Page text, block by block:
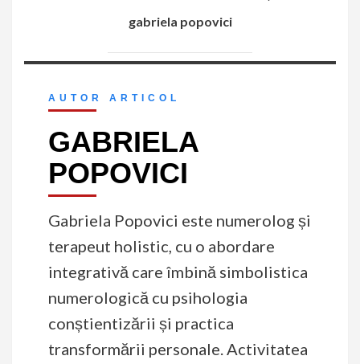
gabriela popovici
AUTOR ARTICOL
GABRIELA
POPOVICI
Gabriela Popovici este numerolog și
terapeut holistic, cu o abordare
integrativă care îmbină simbolistica
numerologică cu psihologia
conștientizării și practica
transformării personale. Activitatea